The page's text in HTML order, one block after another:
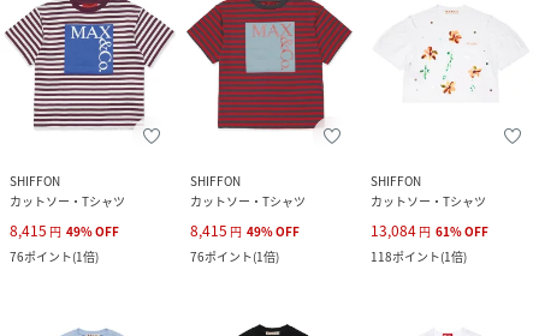
SHIFFON
カットソー・Tシャツ
8,415 円 49%OFF
76ポイント(1倍)
SHIFFON
カットソー・Tシャツ
8,415 円 49%OFF
76ポイント(1倍)
SHIFFON
カットソー・Tシャツ
13,084 円 61%OFF
118ポイント(1倍)